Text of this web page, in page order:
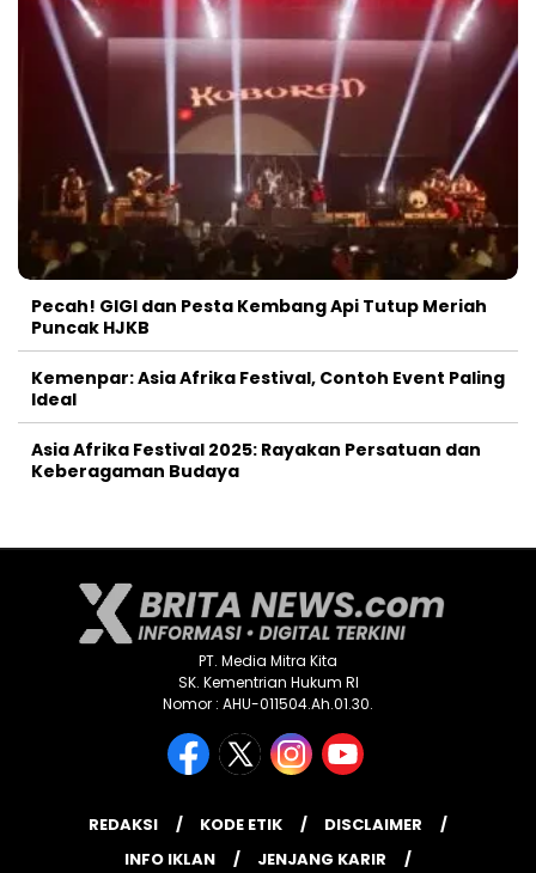
Pecah! GIGI dan Pesta Kembang Api Tutup Meriah
Puncak HJKB
Kemenpar: Asia Afrika Festival, Contoh Event Paling
Ideal
Asia Afrika Festival 2025: Rayakan Persatuan dan
Keberagaman Budaya
PT. Media Mitra Kita
SK. Kementrian Hukum RI
Nomor : AHU-011504.Ah.01.30.
REDAKSI KODE ETIK
DISCLAIMER
INFO IKLAN
JENJANG KARIR